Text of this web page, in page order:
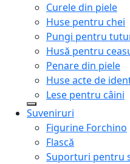
Curele din piele
Huse pentru chei
Pungi pentru
Husă pentru
Penare din piele
Huse acte de
Lese pentru câini
Suveniruri
Figurine Forchino
Flască
Suporturi pentru